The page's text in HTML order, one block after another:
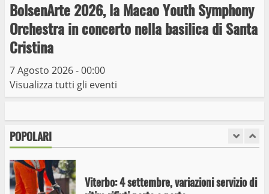
BolsenArte 2026, la Macao Youth Symphony
Orchestra in concerto nella basilica di Santa
Cristina
7 Agosto 2026 - 00:00
Visualizza tutti gli eventi
POPOLARI
Giochi Sportivi Studenteschi di Atletica a
Viterbo
I Carabinieri arrestano due giovani per
stupefacenti
Viterbo: 4 settembre, variazioni servizio di